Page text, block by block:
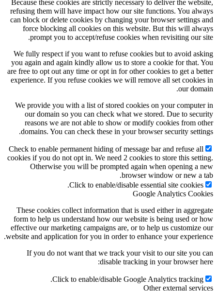
Because these cookies are strictly necessary to deliver the
refusing them will have impact how our site functions. You
can block or delete cookies by changing your browser settings
force blocking all cookies on this website. But this will
prompt you to accept/refuse cookies when revisiting our
We fully respect if you want to refuse cookies but to avoid
you again and again kindly allow us to store a cookie for that.
are free to opt out any time or opt in for other cookies to get a
experience. If you refuse cookies we will remove all set
our
We provide you with a list of stored cookies on your
our domain so you can check what we stored. Due to
reasons we are not able to show or modify cookies from
domains. You can check these in your browser security
Check to enable permanent hiding of message bar and refuse
cookies if you do not opt in. We need 2 cookies to store this
Otherwise you will be prompted again when opening a
browser window or new a
Click to enable/disable essential site
Google Analytics
These cookies collect information that is used either in
form to help us understand how our website is being used or
effective our marketing campaigns are, or to help us
website and application for you in order to enhance your
If you do not want that we track your visit to our site you
disable tracking in your browser
Click to enable/disable Google Analytics
Other external